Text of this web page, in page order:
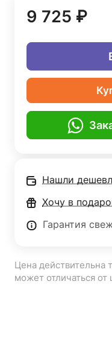
9 725 ₽
Нашли
Хочу в
Гарантия
Цена действительна
может отличаться от